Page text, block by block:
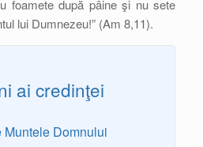
foamete după pâine şi nu sete
lui Dumnezeu!” (Am 8,11).
ai credinţei
Muntele Domnului